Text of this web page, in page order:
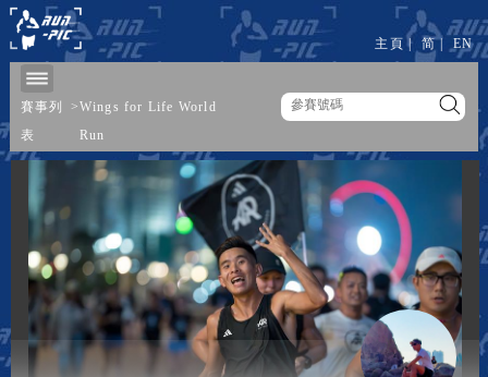
賽事列
表
>Wings for Life World
Run
主頁 | 简| EN